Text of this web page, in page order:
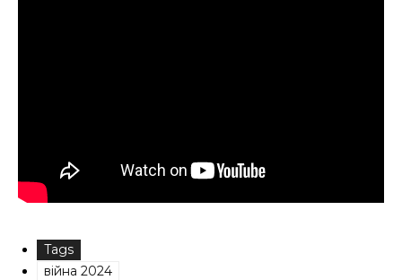
Tags
війна 2024